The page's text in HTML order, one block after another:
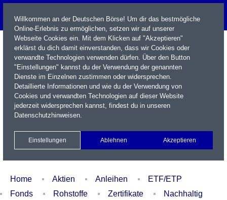
Name / WKN / ISIN / Kürzel
Xetra Realtime
Watchlist Portfolio Login
Home Aktien Anleihen
ETF/ETP
Fonds
Rohstoffe Zertifikate
Nachhaltig
Willkommen an der Deutschen Börse! Um dir das bestmögliche
Online-Erlebnis zu ermöglichen, setzen wir auf unserer
Webseite Cookies ein. Mit dem Klicken auf "Akzeptieren"
erklärst du dich damit einverstanden, dass wir Cookies oder
verwandte Technologien verwenden dürfen. Über den Button
"Einstellungen" kannst du der Verwendung der genannten
Dienste im Einzelnen zustimmen oder widersprechen.
Detaillierte Informationen und wie du der Verwendung von
Cookies und verwandten Technologien auf dieser Website
jederzeit widersprechen kannst, findest du in unseren
Datenschutzhinweisen.
Einstellungen Ablehnen Akzeptieren